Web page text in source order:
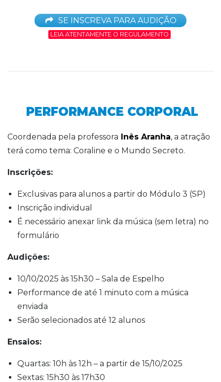
SE INSCREVA PARA AUDIÇÃO
LEIA ATENTAMENTE O REGULAMENTO
PERFORMANCE CORPORAL
Coordenada pela professora Inês Aranha, a atração
terá como tema: Coraline e o Mundo Secreto.
Inscrições:
Exclusivas para alunos a partir do Módulo 3 (SP)
Inscrição individual
É necessário anexar link da música (sem letra) no
formulário
Audições:
10/10/2025 às 15h30 – Sala de Espelho
Performance de até 1 minuto com a música
enviada
Serão selecionados até 12 alunos
Ensaios:
Quartas: 10h às 12h – a partir de 15/10/2025
Sextas: 15h30 às 17h30